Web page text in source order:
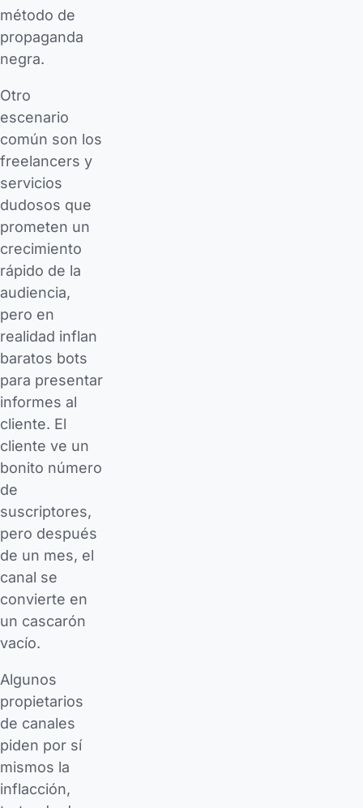
método de
propaganda
negra.
Otro
escenario
común son los
freelancers y
servicios
dudosos que
prometen un
crecimiento
rápido de la
audiencia,
pero en
realidad inflan
baratos bots
para presentar
informes al
cliente. El
cliente ve un
bonito número
de
suscriptores,
pero después
de un mes, el
canal se
convierte en
un cascarón
vacío.
Algunos
propietarios
de canales
piden por sí
mismos la
inflacción,